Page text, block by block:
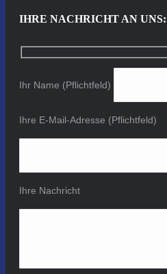
IHRE NACHRICHT AN UNS:
Ihr Name (Pflichtfeld)
Ihre E-Mail-Adresse (Pflichtfeld)
Ihre Nachricht